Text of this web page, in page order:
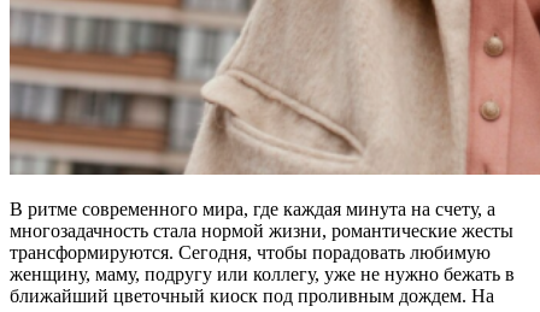
В ритме современного мира, где каждая минута на счету, а
многозадачность стала нормой жизни, романтические жесты
трансформируются. Сегодня, чтобы порадовать любимую
женщину, маму, подругу или коллегу, уже не нужно бежать в
ближайший цветочный киоск под проливным дождем. На